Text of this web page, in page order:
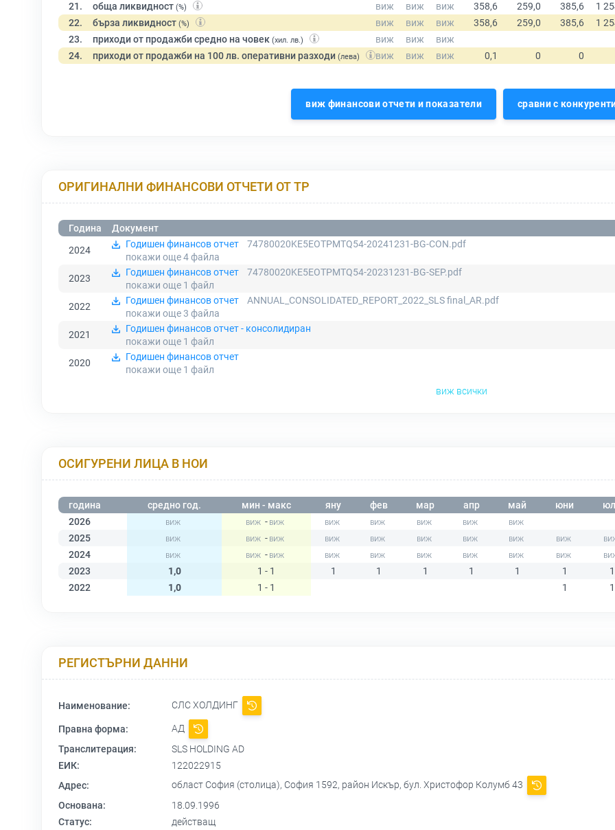
21. обща ликвидност (%)
22. бърза ликвидност (%)
23. приходи от продажби средно на човек (хил. лв.)
24. приходи от продажби на 100 лв. оперативни разходи (лева)
виж финансови отчети и показатели сравни с
ОРИГИНАЛНИ ФИНАНСОВИ ОТЧЕТИ ОТ ТР
Година
Документ
2024
Годишен финансов отчет
74780020KE5EOTPMTQ54-20241231-BG-CON.pdf
покажи още 4файла
2023
Годишен финансов отчет
74780020KE5EOTPMTQ54-20231231-BG-SEP.pdf
покажи още 1 файл
2022
Годишен финансов отчет
ANNUAL_CONSOLIDATED_REPORT_2022_SLS final_AR.pdf
покажи още 3 файла
2021
Годишен финансов отчет - консолидиран
покажи още 1 файл
2020
Годишен финансов отчет
покажи още 1 файл
виж всички
ОСИГУРЕНИ ЛИЦА В НОИ
година средно год. мин - макс яну фев мар апр май юни
2026
-
2025
-
2024
-
2023
1,0 1 - 1 1 1 1 1 1 1
1
2022
1,0 1 - 1 1 1
РЕГИСТЪРНИ ДАННИ
Наименование: СЛС ХОЛДИНГ
Правна форма:
АД
Транслитерация:
SLS HOLDING AD
ЕИК:
122022915
Адрес:
област София (столица), София 1592, район Искър, бул. Христофор Колумб 43
Основана:
18.09.1996
Статус:
действащ